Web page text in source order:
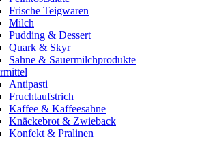
Frische Teigwaren
Milch
Pudding & Dessert
Quark & Skyr
Sahne & Sauermilchprodukte
Antipasti
Fruchtaufstrich
Kaffee & Kaffeesahne
Knäckebrot & Zwieback
Konfekt & Pralinen